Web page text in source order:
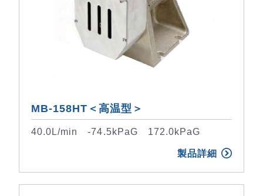
MB-158HT＜高温型＞
40.0L/min -74.5kPaG 172.0kPaG
製品詳細